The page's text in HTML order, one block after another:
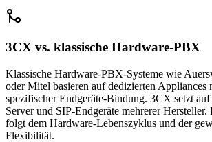
3CX vs. klassische Hardware-PBX
Klassische Hardware-PBX-Systeme wie
oder Mitel basieren auf dedizierten Appliances
spezifischer Endgeräte-Bindung. 3CX setzt
Server und SIP-Endgeräte mehrerer
folgt dem Hardware-Lebenszyklus und der
Flexibilität.